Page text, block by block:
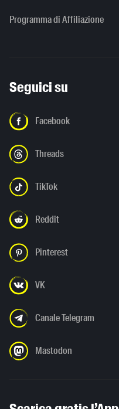
Programma di Affiliazione
Seguici su
Facebook
Threads
TikTok
Reddit
Pinterest
VK
Canale Telegram
Mastodon